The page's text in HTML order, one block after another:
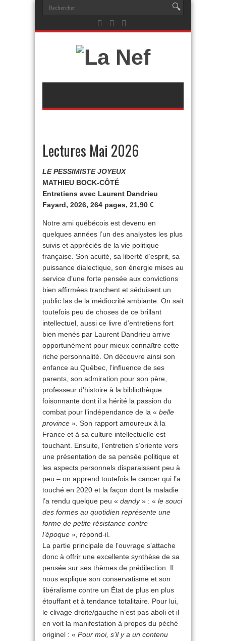
Lectures Mai 2026
LE PESSIMISTE JOYEUX
MATHIEU BOCK-CÔTÉ
Entretiens avec Laurent Dandrieu
Fayard, 2026, 264 pages, 21,90 €
Notre ami québécois est devenu en
quelques années l’un des analystes les plus
suivis et appréciés de la vie politique
française. Son acuité, sa liberté d’esprit, sa
puissance dialectique, son énergie mises au
service d’une forte pensée aux convictions
bien affirmées tranchent et séduisent un
public las de la médiocrité ambiante. On sait
toutefois peu de choses de ce brillant
intellectuel, aussi ce livre d’entretiens fort
bien menés par Laurent Dandrieu arrive
opportunément pour mieux connaître cette
riche personnalité. On découvre ainsi son
enfance au Québec, l’influence de ses
parents, son admiration pour son père,
professeur d’histoire à la bibliothèque
foisonnante dont il a hérité la passion du
combat pour l’indépendance de la « belle
province ». Son rapport amoureux à la
France et à sa culture intellectuelle est
touchant. Ensuite, l’entretien s’oriente vers
une présentation de sa pensée politique et
les aspects personnels disparaissent peu à
peu – on apprend toutefois le cancer qui l’a
touché en 2020 et la façon dont la maladie
l’a rendu quelque peu « dandy» : « le souci
des formes au quotidien représente une
forme de petite résistance contre
l’époque », répond-il.
La partie principale de l’ouvrage s’attache
donc à offrir une excellente synthèse de sa
pensée sur ses thèmes de prédilection. Il
nous explique son conservatisme et son
libéralisme contre un État de plus en plus
étouffant et à tendance totalitaire. Pour lui,
le clivage droite/gauche n’est pas aboli et il
en voit la manifestation à propos du péché
originel : « Pour moi, s’il y a un contenu